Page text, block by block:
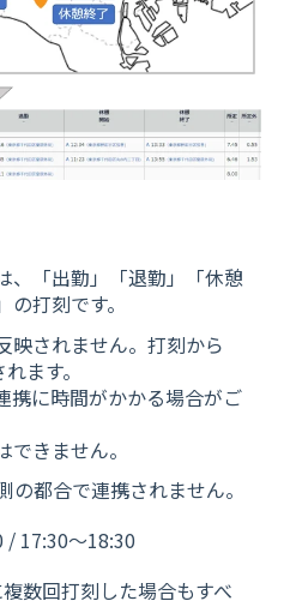
、「出勤」「退勤」「休憩
打刻です。
映されません。打刻から
ます。
携に時間がかかる場合がご
きません。
の都合で連携されません。
/ 17:30〜18:30
数回打刻した場合もすべ